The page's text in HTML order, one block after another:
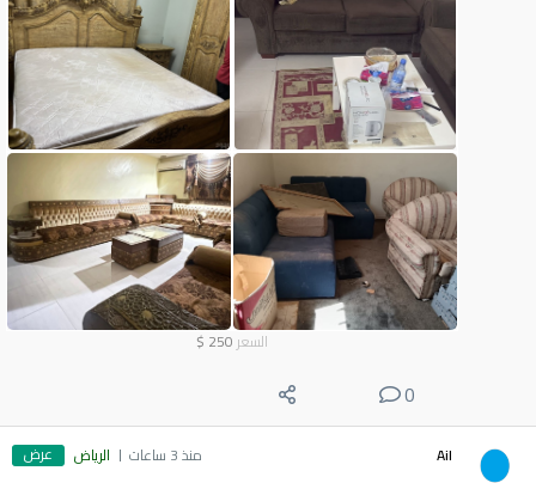
السعر 250
$
0
Ail منذ 3 ساعات الرياض عرض